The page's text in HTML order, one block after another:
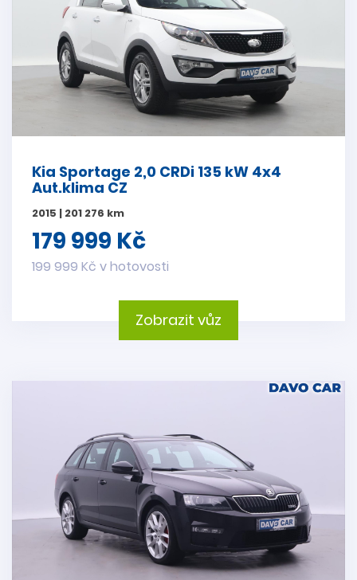
Kia Sportage 2,0 CRDi 135 kW 4x4
Aut.klima CZ
2015 | 201 276 km
179 999 Kč
199 999 Kč v hotovosti
Zobrazit vůz